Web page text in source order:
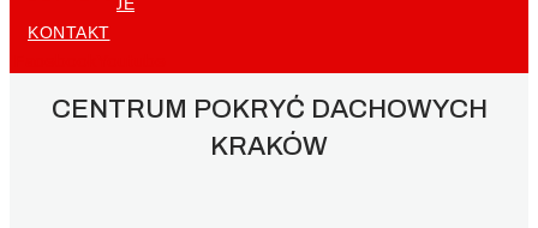
KONTAKT
CENTRUM POKRYĆ DACHOWYCH
KRAKÓW